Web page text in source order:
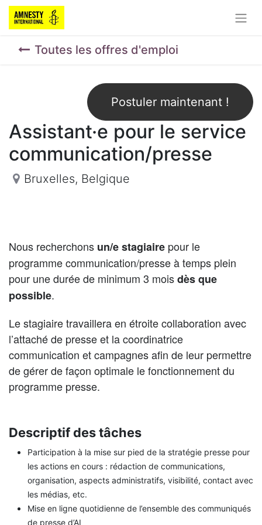
Toutes les offres d'emploi
Postuler maintenant !
Assistant·e pour le service
communication/presse
Bruxelles, Belgique
Nous recherchons un/e stagiaire pour le
programme communication/presse à temps plein
pour une durée de minimum 3 moisdès que
possible.
Le stagiaire travaillera en étroite collaboration avec
l’attaché de presse et la coordinatrice
communication et campagnes afin de leur permettre
de gérer de façon optimale le fonctionnement du
programme presse.
Descriptif des tâches
Participation à la mise sur pied de la stratégie presse pour
les actions en cours : rédaction de communications,
organisation, aspects administratifs, visibilité, contact avec
les médias, etc.
Mise en ligne quotidienne de l’ensemble des communiqués
de presse d’AI